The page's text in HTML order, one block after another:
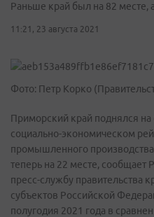
Раньше край был на 82 месте,
11:21, 23 августа 2021
Фото: Петр Корко
Приморский край поднялся
социально-экономическом
промышленного
теперь на 22 месте, сообщает
пресс-службу правительства
субъектов Российской
полугодия 2021 года в